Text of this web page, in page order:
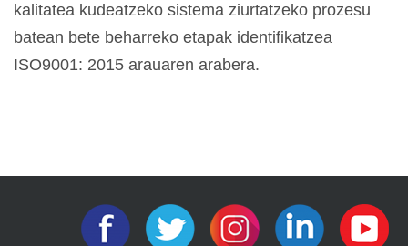
kalitatea kudeatzeko sistema ziurtatzeko prozesu
batean bete beharreko etapak identifikatzea
ISO9001: 2015 arauaren arabera.